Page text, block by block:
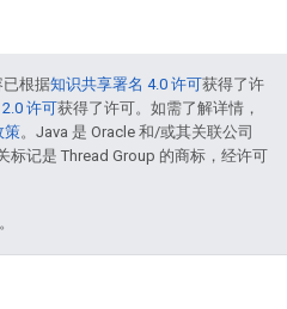
已根据知识共享署名 4.0 许可获得了许
许可获得了许可。如需了解详情，
策。Java 是 Oracle 和/或其关联公司
标记是 Thread Group 的商标，经许可